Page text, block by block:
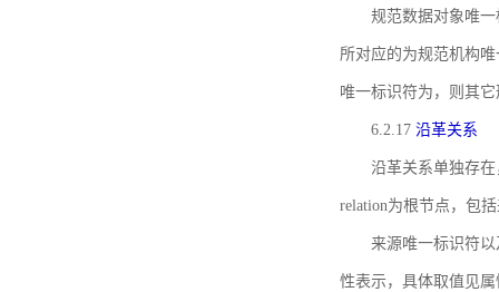
规范数据对象唯一
所对应的为规范机构
唯一标识符为，则其
6.2.17 沿革关系
沿革关系单独存
relation为根节点，包
来源唯一标识符以
性表示，具体取值见属